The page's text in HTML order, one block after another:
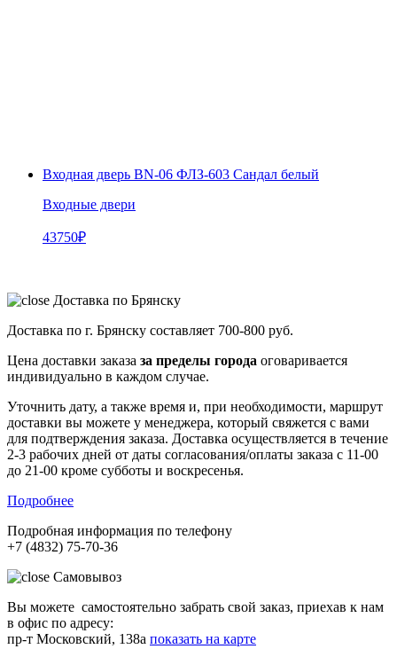
Входная дверь BN-06 ФЛЗ-603 Сандал белый
Входные двери
43750₽
Доставка по Брянску
Доставка по г. Брянску составляет 700-800 руб.
Цена доставки заказа за пределы города оговаривается
индивидуально в каждом случае.
Уточнить дату, а также время и, при необходимости, маршрут
доставки вы можете у менеджера, который свяжется с вами
для подтверждения заказа. Доставка осуществляется в течение
2-3 рабочих дней от даты согласования/оплаты заказа с 11-00
до 21-00 кроме субботы и воскресенья.
Подробнее
Подробная информация по телефону
+7 (4832) 75-70-36
Самовывоз
Вы можете самостоятельно забрать свой заказ, приехав к нам
в офис по адресу:
пр-т Московский, 138а показать на карте